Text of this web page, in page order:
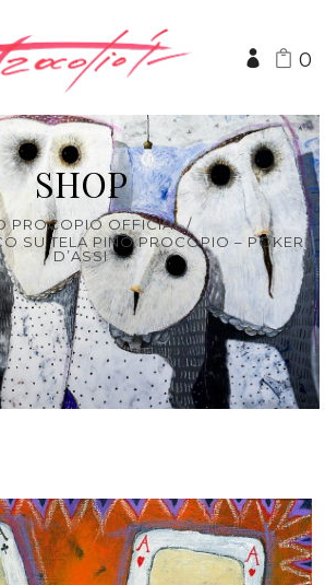
0
SHOP
PROCOPIO OFFICIAL/
SU TELA PINO PROCOPIO – POKER
D’ASSI